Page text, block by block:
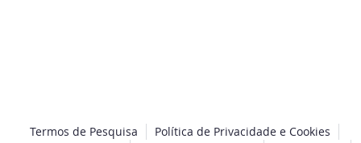
Termos de Pesquisa
Política de Privacidade e Cookies